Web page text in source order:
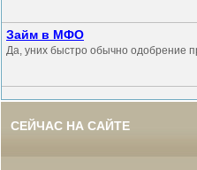
Займ в МФО
Да, уних быстро обычно одобрение
СЕЙЧАС НА САЙТЕ